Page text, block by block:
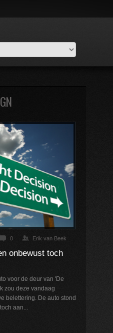
0 Erik van Beek
onbewust toch
voor de deur van 'De
zou deze vandaag
belettering. De auto stond
aan...